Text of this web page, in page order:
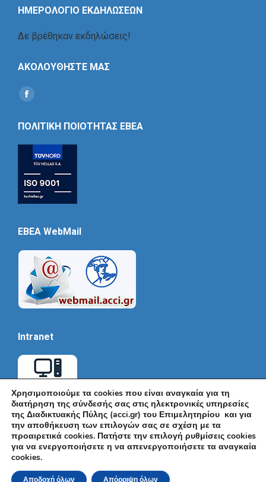
ΗΜΕΡΟΛΟΓΙΟ ΕΚΔΗΛΩΣΕΩΝ
Δε βρέθηκαν εκδηλώσεις!
ΑΚΟΛΟΥΘΗΣΤΕ ΜΑΣ
Find us on:
Social
ΠΟΛΙΤΙΚΗ ΠΟΙΟΤΗΤΑΣ ΕΒΕΑ
EBEA WebMail
Intranet
© Εμπορικό και Βιομηχανικό Επιμελητήριο Αθηνών 2026 |
Ακαδημίας 7, ΤΚ: 10671, Αθήνα, Τηλ: +30 210 3604815, e-mail:
Χρησιμοποιούμε τα cookies που είναι αναγκαία για τη
διατήρηση της σύνδεσής σας στις ηλεκτρονικές υπηρεσίες
της Διαδικτυακής Πύλης (acci.gr) του Επιμελητηρίου και για
την αποθήκευση των επιλογών σας σε σχέση με τα
προαιρετικά cookies. Πατήστε την επιλογή ρυθμίσεις cookies
για να ενεργοποιήσετε η να απενεργοποιήσετε τα αναγκαία
cookies.
Αποδοχή όλων Απόρριψη όλων